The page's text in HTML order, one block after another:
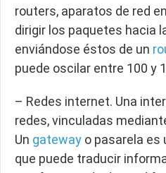
routers, aparatos de red
dirigir los paquetes hacia
enviándose éstos de un
puede oscilar entre 100 y
– Redes internet. Una
redes, vinculadas
Un gateway o pasarela es
que puede traducir